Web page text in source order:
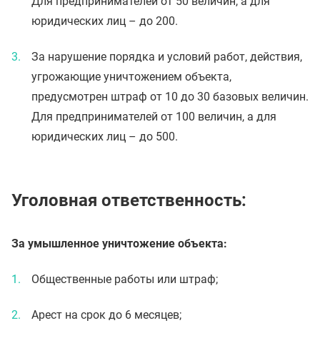
юридических лиц – до 200.
За нарушение порядка и условий работ, действия,
угрожающие уничтожением объекта,
предусмотрен штраф от 10 до 30 базовых величин.
Для предпринимателей от 100 величин, а для
юридических лиц – до 500.
Уголовная ответственность:
За умышленное уничтожение объекта:
Общественные работы или штраф;
Арест на срок до 6 месяцев;